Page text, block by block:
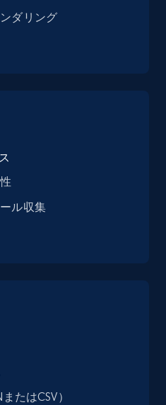
Category,
details, and
details, and
ダリング
ル収集
たはCSV）